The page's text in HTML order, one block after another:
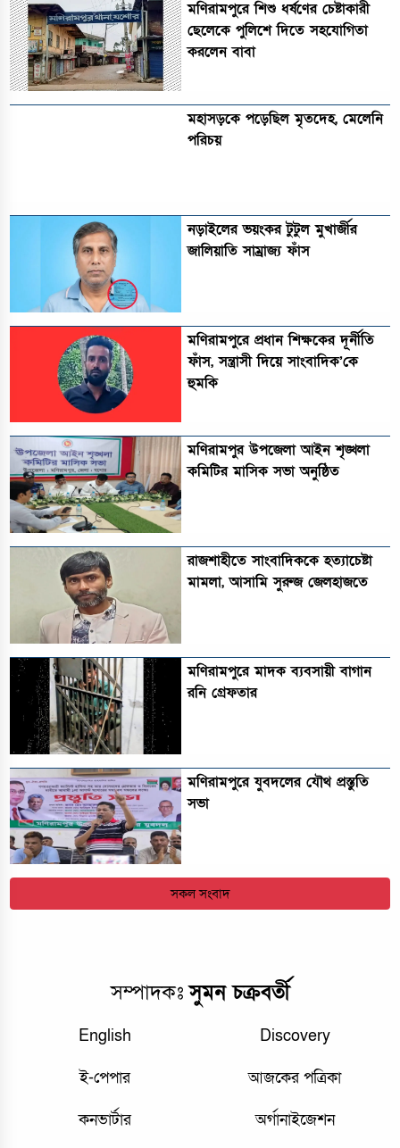
মণিরামপুরে শিশু ধর্ষণের চেষ্টাকারী
ছেলেকে পুলিশে দিতে সহযোগিতা
করলেন বাবা
মহাসড়কে পড়েছিল মৃতদেহ, মেলেনি
পরিচয়
নড়াইলের ভয়ংকর টুটুল মুখার্জীর
জালিয়াতি সাম্রাজ্য ফাঁস
মণিরামপুরে প্রধান শিক্ষকের দূর্নীতি
ফাঁস, সন্ত্রাসী দিয়ে সাংবাদিক’কে
হুমকি
মণিরামপুর উপজেলা আইন শৃঙ্খলা
কমিটির মাসিক সভা অনুষ্ঠিত‎‎
রাজশাহীতে সাংবাদিককে হত্যাচেষ্টা
মামলা, আসামি সুরুজ জেলহাজতে
মণিরামপুরে মাদক ব্যবসায়ী বাগান
রনি গ্রেফতার
মণিরামপুরে যুবদলের যৌথ প্রস্তুতি
সভা
সকল সংবাদ
সম্পাদকঃসুমন চক্রবর্তী
English Discovery
ই-পেপার আজকের পত্রিকা
কনভার্টার অর্গানাইজেশন